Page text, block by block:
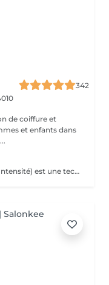
342
de coiffure et
et enfants dans
Le HIFU (Ultrasons Focalisés de Haute Intensité) est une technique non invasive de lifting et de raffermissement du visage et du corps. Grâce à des ultrasons ciblés, il stimule la production naturelle de collagène et d'élastine, améliorant la fermeté et l'élasticité de la peau. Ce traitement permet de souligner les contours du visage, réduire les rides et raffermir les zones relâchées, sans chirurgie ni injections. Les résultats sont progressifs et naturels, avec un minimum de contraintes et une récupération rapide.